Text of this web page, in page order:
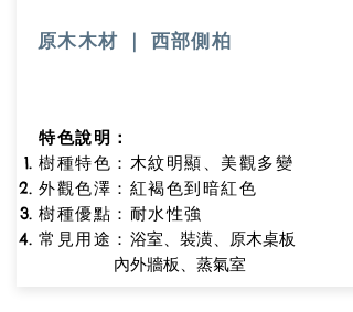
原木木材 ｜ 西部側柏
特色說明：
樹種特色：木紋明顯、美觀多變
外觀色澤：紅褐色到暗紅色
樹種優點 ：耐水性強
常見用途： 浴室、裝潢、原木桌板
內外牆板、蒸氣室